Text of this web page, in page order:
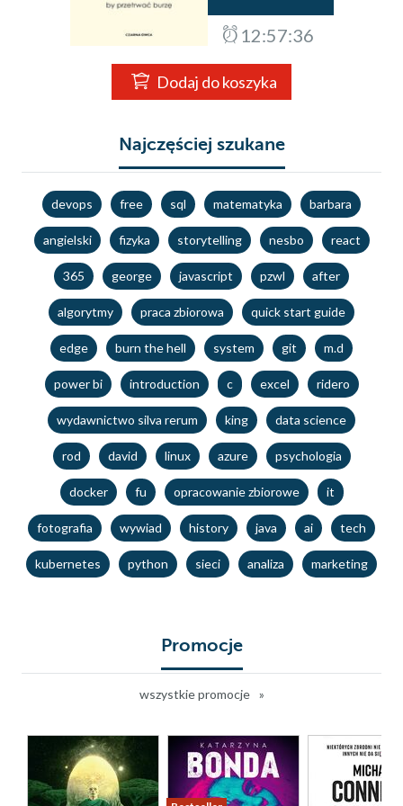
12:57:35
Dodaj do koszyka
Najczęściej szukane
devops free sql matematyka barbara
angielski fizyka storytelling nesbo react
365 george javascript pzwl after
algorytmy praca zbiorowa quick start guide
edge burn the hell system git m.d
power bi introduction c excel ridero
wydawnictwo silva rerum king data science
rod david linux azure psychologia
docker fu opracowanie zbiorowe it
fotografia wywiad history java ai tech
kubernetes python sieci analiza marketing
Promocje
wszystkie promocje